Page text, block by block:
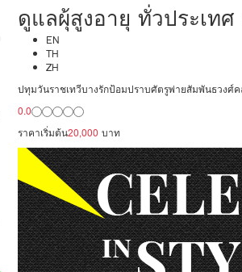
ดูแลผุ้สูงอายุ ทั่วประเท
EN
TH
ZH
ปทุมวันราชเทวีบางรักป้อมปราบศัตรูพ่ายสัมพันธวงศ์ค
0.0
ราคาเริ่มต้น20,000 บาท